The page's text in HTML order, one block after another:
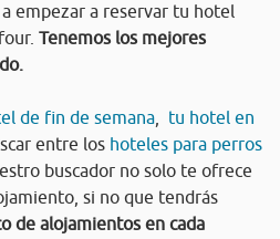
a empezar a reservar tu hotel
Tenemos los mejores
de fin de semana
tu hotel en
entre los hoteles para perros
buscador no solo te ofrece
si no que tendrás
de alojamientos en cada